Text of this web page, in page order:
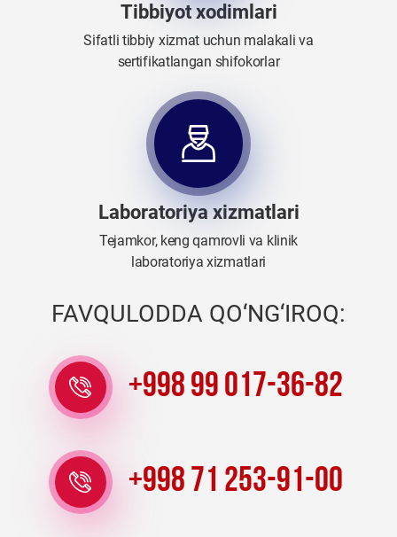
Tibbiyot xodimlari
Sifatli tibbiy xizmat uchun malakali va
sertifikatlangan shifokorlar
Laboratoriya xizmatlari
Tejamkor, keng qamrovli va klinik
laboratoriya xizmatlari
FAVQULODDA QO‘NG‘IROQ:
+998 99 017-36-82
+998 71 253-91-00